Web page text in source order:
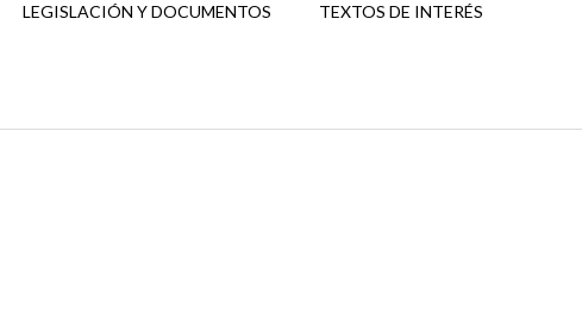
LEGISLACIÓN Y DOCUMENTOS TEXTOS DE INTERÉS